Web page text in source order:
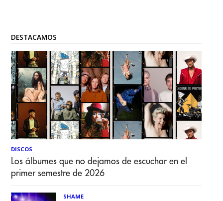
DESTACAMOS
DISCOS
Los álbumes que no dejamos de escuchar en el
primer semestre de 2026
SHAME